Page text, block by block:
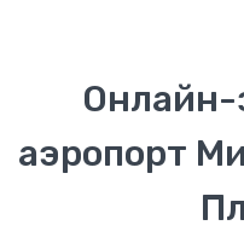
Онлайн-
аэропорт